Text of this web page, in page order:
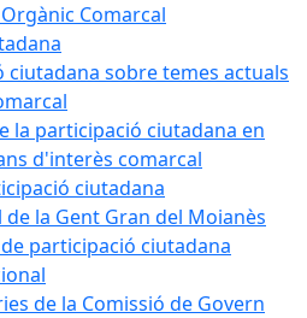
Comarcal
ciutadana sobre temes actuals
la participació ciutadana en
d'interès comarcal
ciutadana
de la Gent Gran del Moianès
participació ciutadana
de la Comissió de Govern